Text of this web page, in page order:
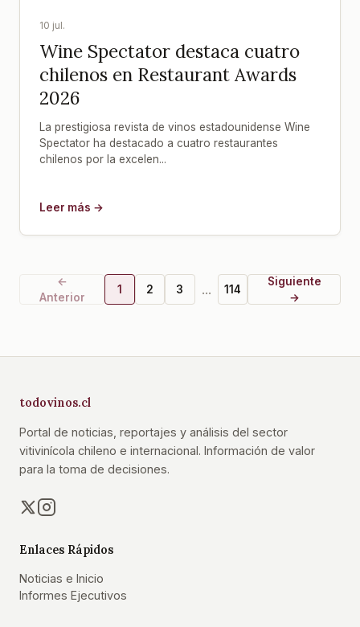
10 jul.
Wine Spectator destaca cuatro
chilenos en Restaurant Awards
2026
La prestigiosa revista de vinos estadounidense Wine
Spectator ha destacado a cuatro restaurantes
chilenos por la excelen...
Leer más →
←
Anterior
1 2 3 ... 114
Siguiente
→
todovinos.cl
Portal de noticias, reportajes y análisis del sector
vitivinícola chileno e internacional. Información de valor
para la toma de decisiones.
Enlaces Rápidos
Noticias e Inicio
Informes Ejecutivos